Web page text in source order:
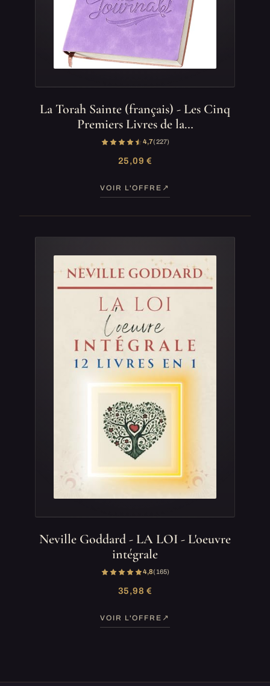
La Torah Sainte (français) - Les Cinq
Premiers Livres de la…
4,7(227)
25,09 €
VOIR L'OFFRE
Neville Goddard - LA LOI - L'oeuvre
intégrale
4,8(165)
35,98 €
VOIR L'OFFRE